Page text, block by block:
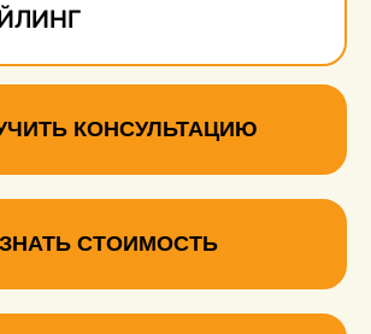
КОНСУЛЬТАЦИЮ
СТОИМОСТЬ